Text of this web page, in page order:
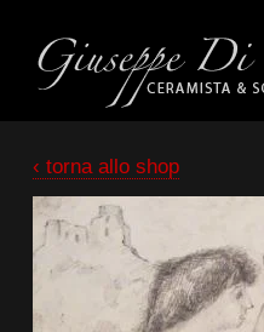
‹ torna allo shop